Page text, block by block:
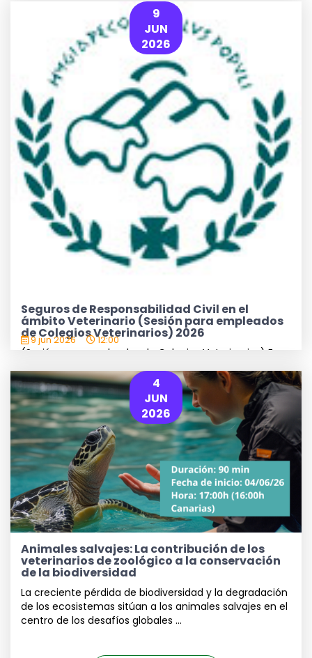
9
JUN
2026
Seguros de Responsabilidad Civil en el
ámbito Veterinario (Sesión para empleados
de Colegios Veterinarios) 2026
(Sesión para empleados de Colegios Veterinarios) En
cumplir los empleados de los Colegios ...
9 jun 2026 12:00
<div style="padding:75% 0 0
0;position:relative;"><iframe
src="https://player.vimeo.com/video/
frameborder="0" allow="autoplay;
fullscreen; picture-in-picture;
clipboard-write; encrypted
IR AL WEBSEMINAR
4
JUN
2026
Animales salvajes: La contribución de los
veterinarios de zoológico a la conservación
de la biodiversidad
La creciente pérdida de biodiversidad y la degradación
de los ecosistemas sitúan a los animales salvajes en el
centro de los desafíos globales ...